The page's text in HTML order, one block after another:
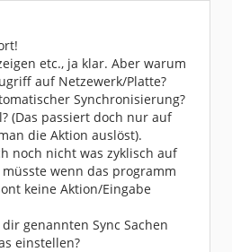
etc., ja klar. Aber warum
auf Netzewerk/Platte?
Synchronisierung?
(Das passiert doch nur auf
die Aktion auslöst).
noch nicht was zyklisch auf
wenn das programm
keine Aktion/Eingabe
genannten Sync Sachen
einstellen?